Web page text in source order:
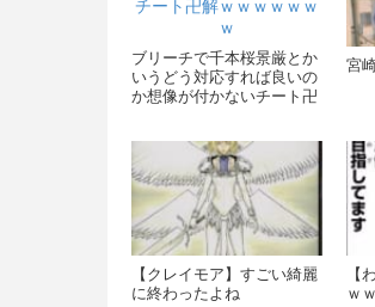
ブリーチで千本桜景厳とか
いうどう対応すれば良いの
か想像が付かないチート卍
宮
【クレイモア】すごい綺麗
に終わったよね
【
ｗ